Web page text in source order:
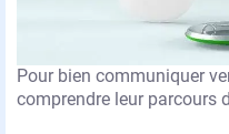
Pour bien communiquer
comprendre leur parcours